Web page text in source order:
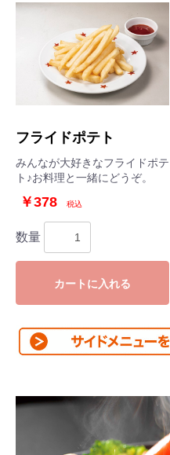
フライドポテト
みんなが大好きなフライドポテ
ト♪お料理と一緒にどうぞ。
￥378 税込
数量
カートに入れる